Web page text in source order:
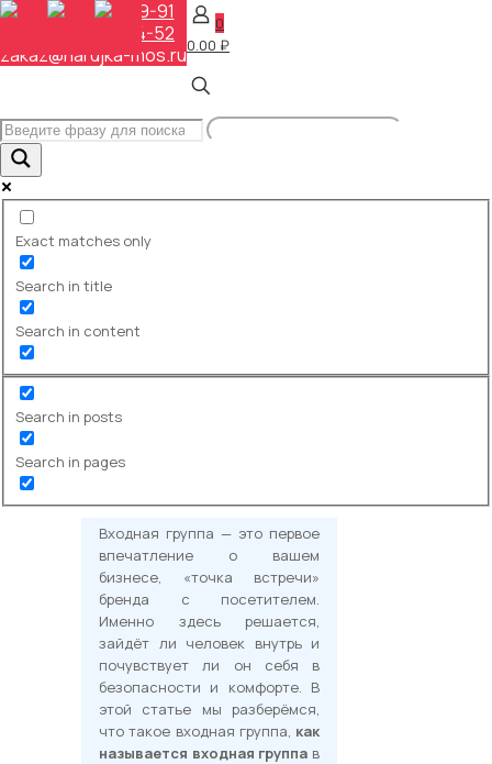
+7 (495) 648-69-91
+7 (495) 268-04-52
zakaz@narujka-mos.ru
0
0.00 ₽
Exact matches only
Search in title
Search in content
Search in posts
Search in pages
Входные группы в наружной
заметным и удобным
База знаний
Входные группы в наружной
рекламе: как сделать фасад
OLYMPUS DIGITAL CAMERA
Для частных лиц и компаний:
чем они отличаются, как выбрать
повысить узнаваемость и
Входная группа — это первое
впечатление о вашем
бизнесе, «точка встречи»
бренда с посетителем.
Именно здесь решается,
зайдёт ли человек внутрь и
почувствует ли он себя в
безопасности и комфорте. В
этой статье мы разберёмся,
что такое входная группа, как
называется входная группа в